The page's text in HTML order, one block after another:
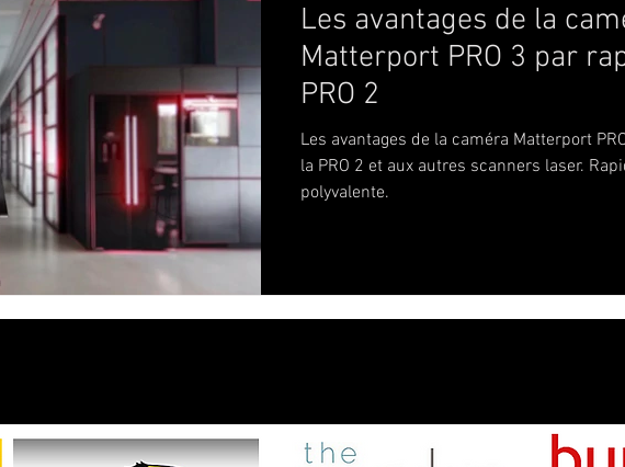
Les avantages de la
Matterport PRO 3 par
PRO 2
Les avantages de la caméra Matterport
la PRO 2 et aux autres scanners laser.
polyvalente.